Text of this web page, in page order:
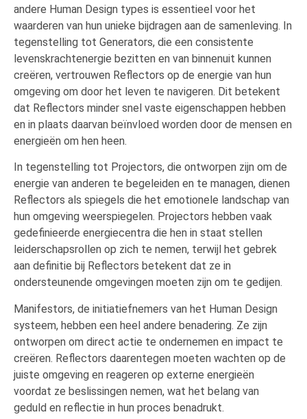
andere Human Design types is essentieel voor het
waarderen van hun unieke bijdragen aan de samenleving. In
tegenstelling tot Generators, die een consistente
levenskrachtenergie bezitten en van binnenuit kunnen
creëren, vertrouwen Reflectors op de energie van hun
omgeving om door het leven te navigeren. Dit betekent
dat Reflectors minder snel vaste eigenschappen hebben
en in plaats daarvan beïnvloed worden door de mensen en
energieën om hen heen.
In tegenstelling tot Projectors, die ontworpen zijn om de
energie van anderen te begeleiden en te managen, dienen
Reflectors als spiegels die het emotionele landschap van
hun omgeving weerspiegelen. Projectors hebben vaak
gedefinieerde energiecentra die hen in staat stellen
leiderschapsrollen op zich te nemen, terwijl het gebrek
aan definitie bij Reflectors betekent dat ze in
ondersteunende omgevingen moeten zijn om te gedijen.
Manifestors, de initiatiefnemers van het Human Design
systeem, hebben een heel andere benadering. Ze zijn
ontworpen om direct actie te ondernemen en impact te
creëren. Reflectors daarentegen moeten wachten op de
juiste omgeving en reageren op externe energieën
voordat ze beslissingen nemen, wat het belang van
geduld en reflectie in hun proces benadrukt.